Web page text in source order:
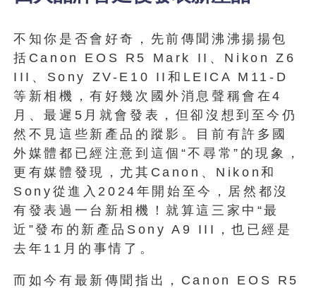
不知你是否會好奇，先前傳聞沸沸揚揚包
括Canon EOS R5 Mark II、Nikon Z6
III、Sony ZV-E10 II和LEICA M11-D
等新相機，有好幾次國外消息聲稱會在4
月、最遲5月就會發表，但卻沒想到至今仍
然不見這些新產品的蹤影。目前有許多國
外媒體都已經注意到這個“不尋常”的現象，
更有媒體發現，尤其Canon、Nikon和
Sony從進入2024年開始至今，居然都沒
有發表過一台新相機！就算這三家中“最
近”發布的新產品Sony A9 III，也已經是
去年11月的事情了。
而如今有最新傳聞指出，Canon EOS R5